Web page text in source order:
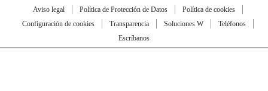
Aviso legal Política de Protección de Datos
Política de cookies
Configuración de cookies
Transparencia Soluciones W
Teléfonos
Escríbanos